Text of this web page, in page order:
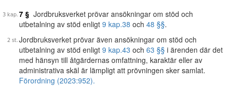
7 § Jordbruksverket prövar ansökningar om stöd och
utbetalning av stöd enligt 9 kap.38 och 48 §§.
Jordbruksverket prövar även ansökningar om stöd och
utbetalning av stöd enligt 9 kap.43 och 63 §§ i ärenden där det
med hänsyn till åtgärdernas omfattning, karaktär eller av
administrativa skäl är lämpligt att prövningen sker samlat.
Förordning (2023:952).